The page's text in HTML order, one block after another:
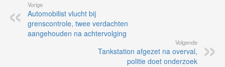
Vorige
Automobilist vlucht bij
grenscontrole, twee verdachten
aangehouden na achtervolging
Volgende
Tankstation afgezet na overval,
politie doet onderzoek